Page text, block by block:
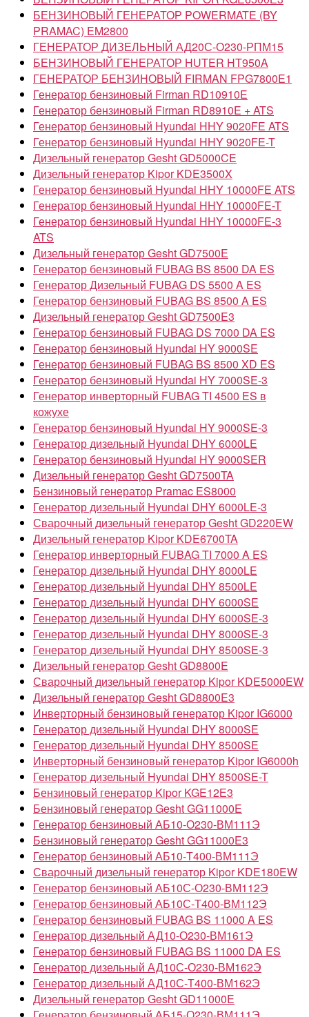
БЕНЗИНОВЫЙ ГЕНЕРАТОР POWERMATE (BY
PRAMAC) EM2800
ГЕНЕРАТОР ДИЗЕЛЬНЫЙ АД20С-О230-РПМ15
БЕНЗИНОВЫЙ ГЕНЕРАТОР HUTER HT950A
ГЕНЕРАТОР БЕНЗИНОВЫЙ FIRMAN FPG7800E1
Генератор бензиновый Firman RD10910E
Генератор бензиновый Firman RD8910E + ATS
Генератор бензиновый Hyundai HHY 9020FE ATS
Генератор бензиновый Hyundai HHY 9020FE-T
Дизельный генератор Gesht GD5000CE
Дизельный генератор Kipor KDE3500X
Генератор бензиновый Hyundai HHY 10000FE ATS
Генератор бензиновый Hyundai HHY 10000FE-T
Генератор бензиновый Hyundai HHY 10000FE-3
ATS
Дизельный генератор Gesht GD7500E
Генератор бензиновый FUBAG BS 8500 DA ES
Генератор Дизельный FUBAG DS 5500 A ES
Генератор бензиновый FUBAG BS 8500 A ES
Дизельный генератор Gesht GD7500E3
Генератор бензиновый FUBAG DS 7000 DA ES
Генератор бензиновый Hyundai HY 9000SE
Генератор бензиновый FUBAG BS 8500 XD ES
Генератор бензиновый Hyundai HY 7000SE-3
Генератор инверторный FUBAG TI 4500 ES в
кожухе
Генератор бензиновый Hyundai HY 9000SE-3
Генератор дизельный Hyundai DHY 6000LE
Генератор бензиновый Hyundai HY 9000SER
Дизельный генератор Gesht GD7500TA
Бензиновый генератор Pramac ES8000
Генератор дизельный Hyundai DHY 6000LE-3
Сварочный дизельный генератор Gesht GD220EW
Дизельный генератор Kipor KDE6700TA
Генератор инверторный FUBAG TI 7000 A ES
Генератор дизельный Hyundai DHY 8000LE
Генератор дизельный Hyundai DHY 8500LE
Генератор дизельный Hyundai DHY 6000SE
Генератор дизельный Hyundai DHY 6000SE-3
Генератор дизельный Hyundai DHY 8000SE-3
Генератор дизельный Hyundai DHY 8500SE-3
Дизельный генератор Gesht GD8800E
Сварочный дизельный генератор Kipor KDE5000EW
Дизельный генератор Gesht GD8800E3
Инверторный бензиновый генератор Kipor IG6000
Генератор дизельный Hyundai DHY 8000SE
Генератор дизельный Hyundai DHY 8500SE
Инверторный бензиновый генератор Kipor IG6000h
Генератор дизельный Hyundai DHY 8500SE-T
Бензиновый генератор Kipor KGE12Е3
Бензиновый генератор Gesht GG11000E
Генератор бензиновый АБ10-О230-ВМ111Э
Бензиновый генератор Gesht GG11000E3
Генератор бензиновый АБ10-Т400-ВМ111Э
Сварочный дизельный генератор Kipor KDE180EW
Генератор бензиновый АБ10С-О230-ВМ112Э
Генератор бензиновый АБ10С-Т400-ВМ112Э
Генератор бензиновый FUBAG BS 11000 A ES
Генератор дизельный АД10-О230-ВМ161Э
Генератор бензиновый FUBAG BS 11000 DA ES
Генератор дизельный АД10С-О230-ВМ162Э
Генератор дизельный АД10С-Т400-ВМ162Э
Дизельный генератор Gesht GD11000E